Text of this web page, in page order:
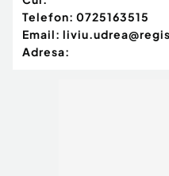
Telefon: 0725163515
Email:
Adresa: